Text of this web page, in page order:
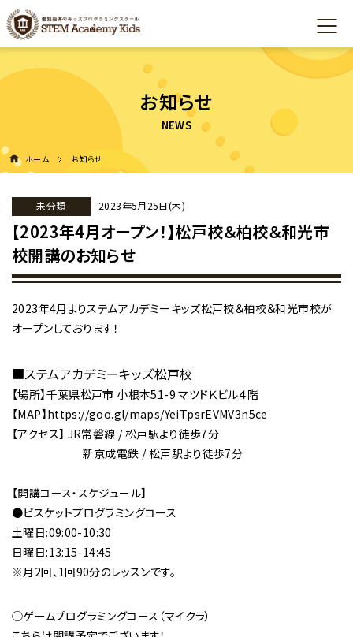
お知らせ
ホーム お知らせ
未分類 2023年5月25日(木)
【2023年4月オープン！】松戸校＆柏校＆和光市
校開講のお知らせ
2023年4月よりステムアカデミーキッズ松戸校＆柏校＆和光市校が
オープンしております！
■ステムアカデミーキッズ松戸校
【場所】千葉県松戸市 小根本51-9 マツドＫビル４階
【MAP】https://goo.gl/maps/YeiTpsrEVMV3n5ce
【アクセス】 JR常磐線 / 松戸駅より徒歩7分
新京成電鉄 / 松戸駅より徒歩7分
【開講コース・スケジュール】
●ビスケットプログラミングコース
土曜日:09:00-10:30
日曜日:13:15-14:45
※月2回、1回90分のレッスンです。
◯ゲームプログラミングコース（マイクラ）